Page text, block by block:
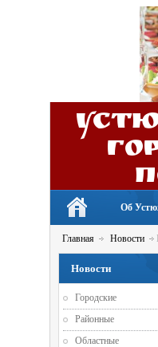
Об
Главная Новости
Новости
Городские
Районные
Областные